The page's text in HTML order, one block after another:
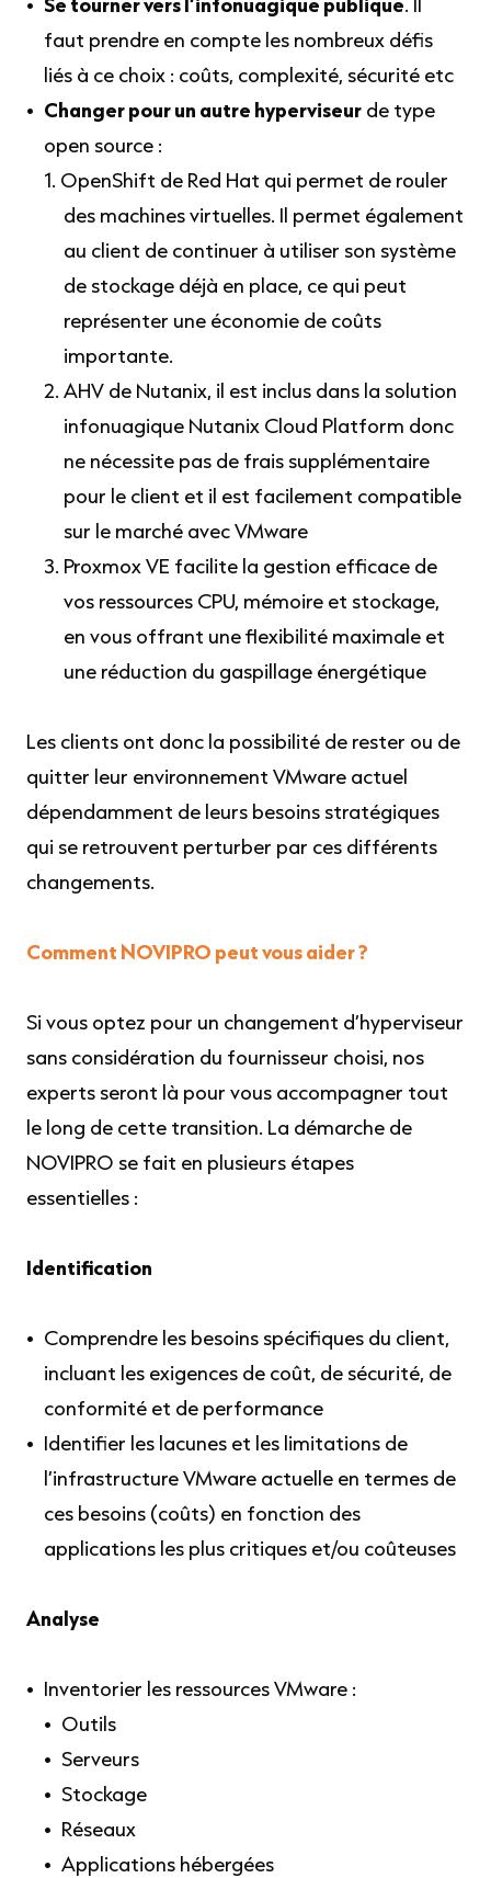
faut prendre en compte les nombreux défis
liés à ce choix : coûts, complexité, sécurité etc
Changer pour un autre hyperviseur de type
open source :
OpenShift de Red Hat qui permet de rouler
des machines virtuelles. Il permet également
au client de continuer à utiliser son système
de stockage déjà en place, ce qui peut
représenter une économie de coûts
importante.
AHV de Nutanix, il est inclus dans la solution
infonuagique Nutanix Cloud Platform donc
ne nécessite pas de frais supplémentaire
pour le client et il est facilement compatible
sur le marché avec VMware
Proxmox VE facilite la gestion efficace de
vos ressources CPU, mémoire et stockage,
en vous offrant une flexibilité maximale et
une réduction du gaspillage énergétique
Les clients ont donc la possibilité de rester ou de
quitter leur environnement VMware actuel
dépendamment de leurs besoins stratégiques
qui se retrouvent perturber par ces différents
changements.
Comment NOVIPRO peut vous aider ?
Si vous optez pour un changement d’hyperviseur
sans considération du fournisseur choisi, nos
experts seront là pour vous accompagner tout
le long de cette transition. La démarche de
NOVIPRO se fait en plusieurs étapes
essentielles :
Identification
Comprendre les besoins spécifiques du client,
incluant les exigences de coût, de sécurité, de
conformité et de performance
Identifier les lacunes et les limitations de
l’infrastructure VMware actuelle en termes de
ces besoins (coûts) en fonction des
applications les plus critiques et/ou coûteuses
Analyse
Inventorier les ressources VMware :
Outils
Serveurs
Stockage
Réseaux
Applications hébergées